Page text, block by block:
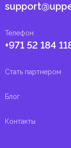
Телефон:
+971 52 184
Стать партнером
Блог
Контакты